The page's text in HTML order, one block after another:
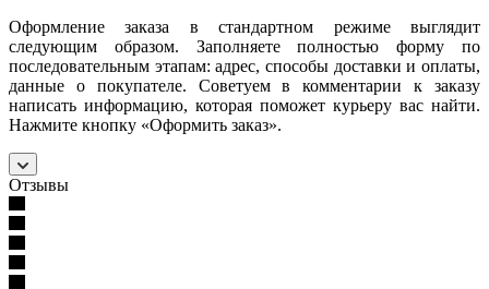
Оформление заказа в стандартном режиме выглядит
следующим образом. Заполняете полностью форму по
последовательным этапам: адрес, способы доставки и оплаты,
данные о покупателе. Советуем в комментарии к заказу
написать информацию, которая поможет курьеру вас найти.
Нажмите кнопку «Оформить заказ».
Отзывы